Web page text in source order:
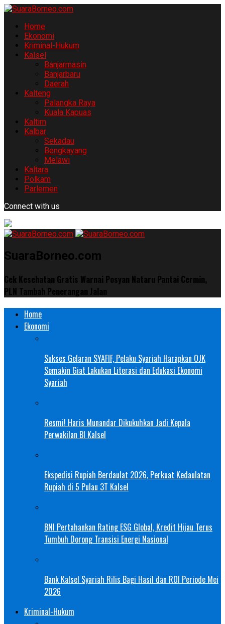
Home
Ekonomi
Kriminal-Hukum
Kalsel
Banjarmasin
Banjarbaru
Daerah
Kalteng
Palangka Raya
Kuala Kapuas
Kaltim
Kalbar
Sekadau
Bengkayang
Melawi
Kaltara
Polkam
Parlemen
Connect with us
SuaraBorneo.com
Cek Kesehatan Gratis Warnai Posyan Nataru Pantai Cermin,
PLN Tambah Penerangan Jalan
Home
Ekonomi
Sukses Gelaran SYAFIF, Pelaku Syariah Harapkan OJK
Semakin Giat Lakukan Literasi dan Edukasi Ekonomi
Syariah
Resmi! Haris Munandar Dikukuhkan Jadi Kepala
Perwakilan BI Kalsel
Ekspedisi Rupiah Berdaulat 2026, Perkuat Kedaulatan
Rupiah di 5 Pulau 3T Kalsel
BNI Pertahankan Rating ESG Global, Kredit Hijau Terus
Tumbuh Dorong Transisi Energi Nasional
Bank Kalsel Syariah Rilis Bagi Hasil dan ROI Periode Mei
2026
Kriminal-Hukum